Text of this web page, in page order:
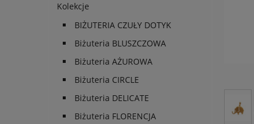
Kolekcje
BIŻUTERIA CZUŁY DOTYK
Biżuteria BLUSZCZOWA
Biżuteria AŻUROWA
Biżuteria CIRCLE
Biżuteria DELICATE
Biżuteria FLORENCJA